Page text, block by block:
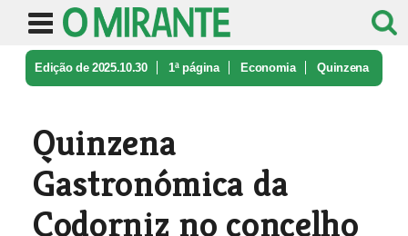
Edição de 2025.10.30 1ª página Economia Quinzena
Quinzena
Gastronómica da
Codorniz no concelho